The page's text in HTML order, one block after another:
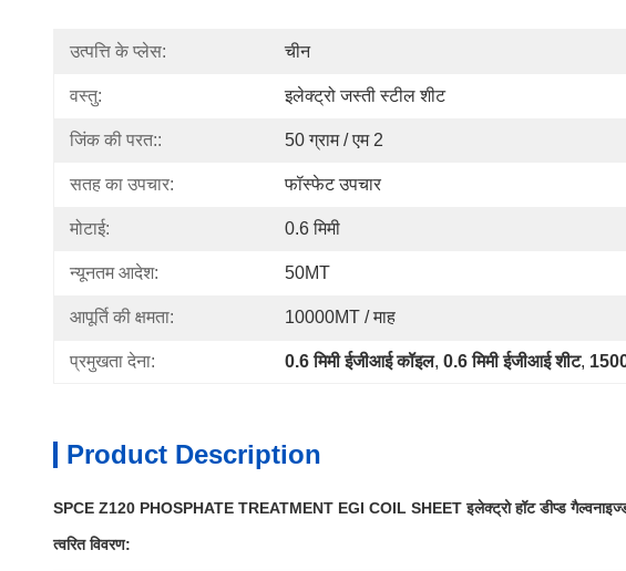
उत्पत्ति के प्लेस: चीन
वस्तु: इलेक्ट्रो जस्ती स्टील शीट
जिंक की परत:: 50 ग्राम / एम 2
सतह का उपचार: फॉस्फेट उपचार
मोटाई: 0.6 मिमी
न्यूनतम आदेश: 50MT
आपूर्ति की क्षमता: 10000MT / माह
प्रमुखता देना: 0.6 मिमी ईजीआई कॉइल, 0.6 मिमी ईजीआई शीट,
Product Description
SPCE Z120 PHOSPHATE TREATMENT EGI COIL SHEET इलेक्ट्रो हॉट डीप्ड
त्वरित विवरण: